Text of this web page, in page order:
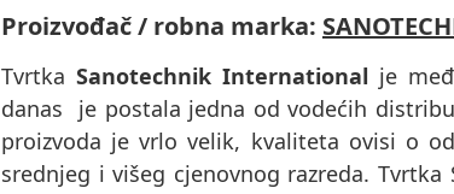
Proizvođač / robna marka:
Tvrtka Sanotechnik International je
danas je postala jedna od vodećih
proizvoda je vrlo velik, kvaliteta ovisi o
srednjeg i višeg cjenovnog razreda.